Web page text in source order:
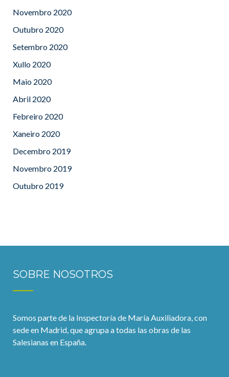
Novembro 2020
Outubro 2020
Setembro 2020
Xullo 2020
Maio 2020
Abril 2020
Febreiro 2020
Xaneiro 2020
Decembro 2019
Novembro 2019
Outubro 2019
SOBRE NOSOTROS
Somos parte de la Inspectoría de María Auxiliadora, con
sede en Madrid, que agrupa a todas las obras de las
Salesianas en España.